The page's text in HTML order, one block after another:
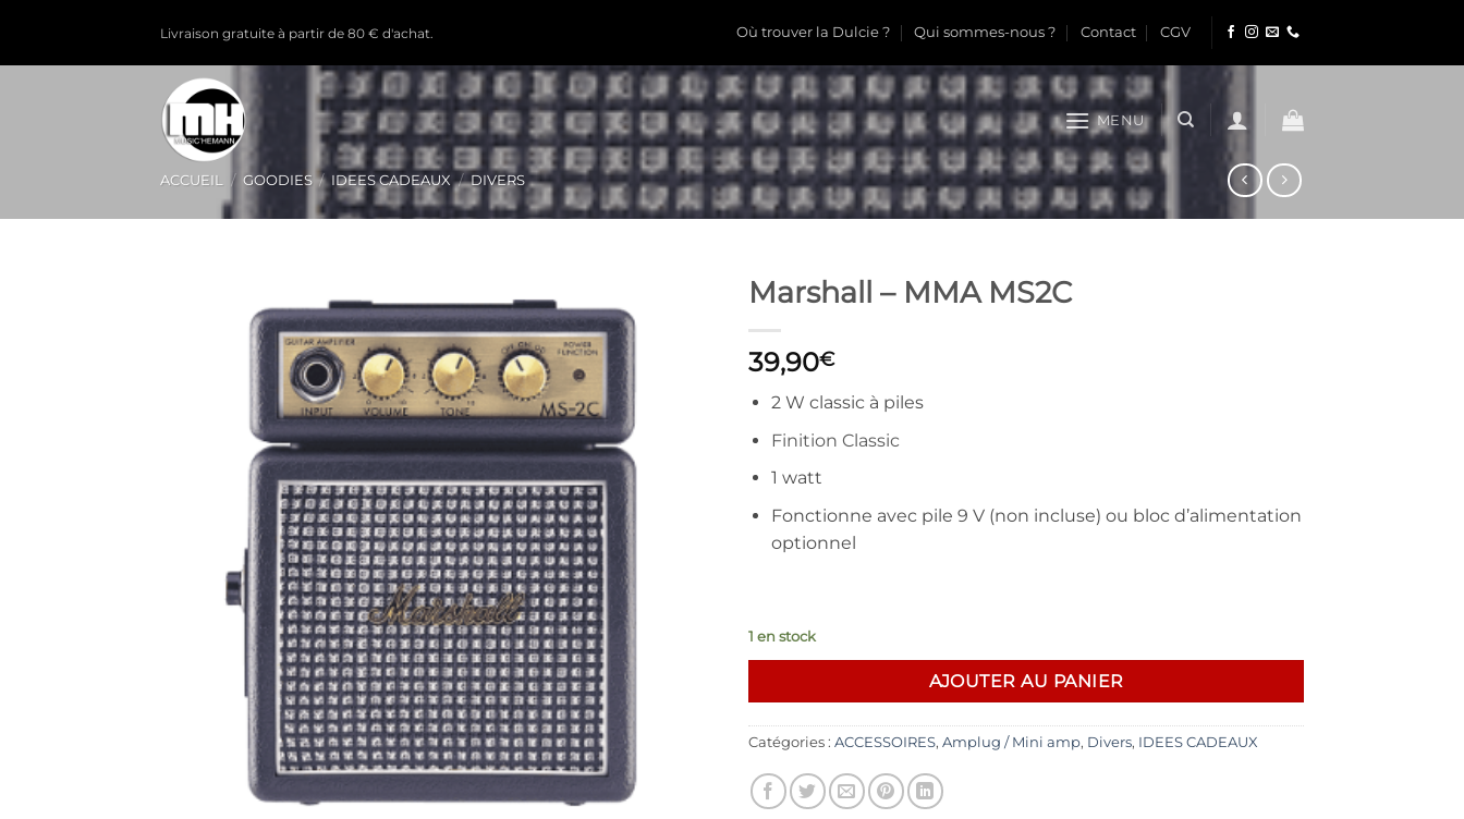
contenu
Livraison gratuite à partir de 80 € d'achat. Où trouver la Dulcie ? Qui sommes-nous ? Contact CGV
MENU
ACCUEIL / GOODIES / IDEES CADEAUX / DIVERS
Marshall – MMA MS2C
39,90€
2 W classic à piles
Finition Classic
1 watt
Fonctionne avec pile 9 V (non incluse) ou bloc d’alimentation
optionnel
1 en stock
AJOUTER AU PANIER
Catégories : ACCESSOIRES, Amplug / Mini amp, Divers, IDEES CADEAUX